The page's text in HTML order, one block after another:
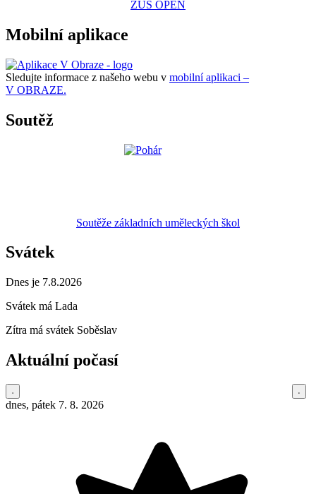
ZUŠ OPEN
Mobilní aplikace
Sledujte informace z našeho webu v mobilní aplikaci –
V OBRAZE.
Soutěž
Soutěže základních uměleckých škol
Svátek
Dnes je 7.8.2026
Svátek má Lada
Zítra má svátek Soběslav
Aktuální počasí
dnes, pátek 7. 8. 2026